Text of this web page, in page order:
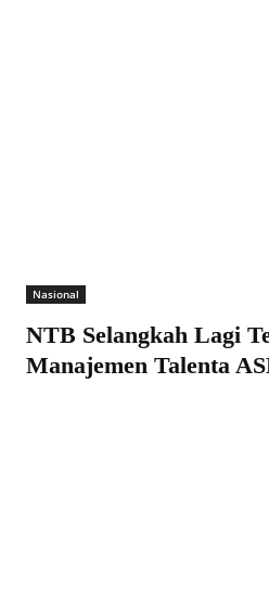
Nasional
NTB Selangkah Lagi
Manajemen Talenta